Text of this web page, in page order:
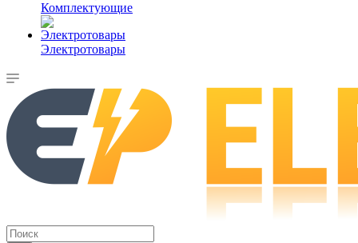
Комплектующие
Электротовары